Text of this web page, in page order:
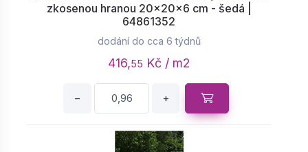
zkosenou hranou 20x20x6 cm - šedá |
64861352
dodání do cca 6 týdnů
416,55 Kč / m2
− +